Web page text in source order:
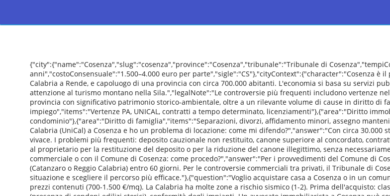
{"city":{"name":"Cosenza","slug":"cosenza","province":"Cosenza","tribunale":"Tribunale di
anni","costoConsensuale":"1.500–4.000 euro per parte","sigle":"CS"},"cityContext":{"character":"Cosenza
Calabria a Rende, e capoluogo di una provincia con circa 700.000 abitanti. L'economia si basa su servizi
attenzione al turismo montano nella Sila.","legalNote":"Le controversie più frequenti includono vertenze
provincia con significativo patrimonio storico-ambientale, oltre a un rilevante volume di cause in diritto di
impiego","items":"Vertenze PA, UNICAL, contratti a tempo determinato, licenziamenti"},{"area":"Diritto
condominio"},{"area":"Diritto di famiglia","items":"Separazioni, divorzi, affidamento minori, assegno
Calabria (UniCal) a Cosenza e ho un problema di locazione: come mi difendo?","answer":"Con circa
vivace. I problemi più frequenti: deposito cauzionale non restituito, canone superiore al concordato,
al proprietario per la restituzione del deposito o per la riduzione del canone illegittimo, senza
commerciale o con il Comune di Cosenza: come procedo?","answer":"Per i provvedimenti del Comune di
(Catanzaro o Reggio Calabria) entro 60 giorni. Per le controversie commerciali tra privati, il Tribunale di
situazione e scegliere il percorso più efficace."},{"question":"Voglio acquistare casa a Cosenza o in un
prezzi contenuti (700-1.500 €/mq). La Calabria ha molte zone a rischio sismico (1-2). Prima dell'acquisto: